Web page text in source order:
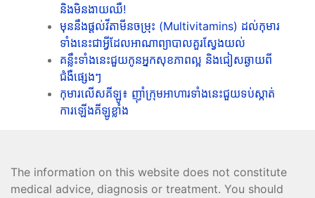
និងមិនងាយឈឺ!
មុននឹងផ្ដល់វីតាមីនចម្រុះ (Multivitamins) ដល់កុមារ
ទាំងនេះជាអ្វីដែលអាណាព្យាបាលគួរស្វែងយល់
គន្លឹះទាំងនេះជួយកូនអ្នកសុខភាពល្អ និងជៀសឆ្ងាយពី
ជំងឺផ្សេងៗ
កុមារលើសគីឡូ៖ ញ៉ាំក្រុមអាហារទាំងនេះជួយទប់ស្កាត់
ការឡើងគីឡូខ្លាំង
The information on this website does not constitute
medical advice, diagnosis or treatment. You should